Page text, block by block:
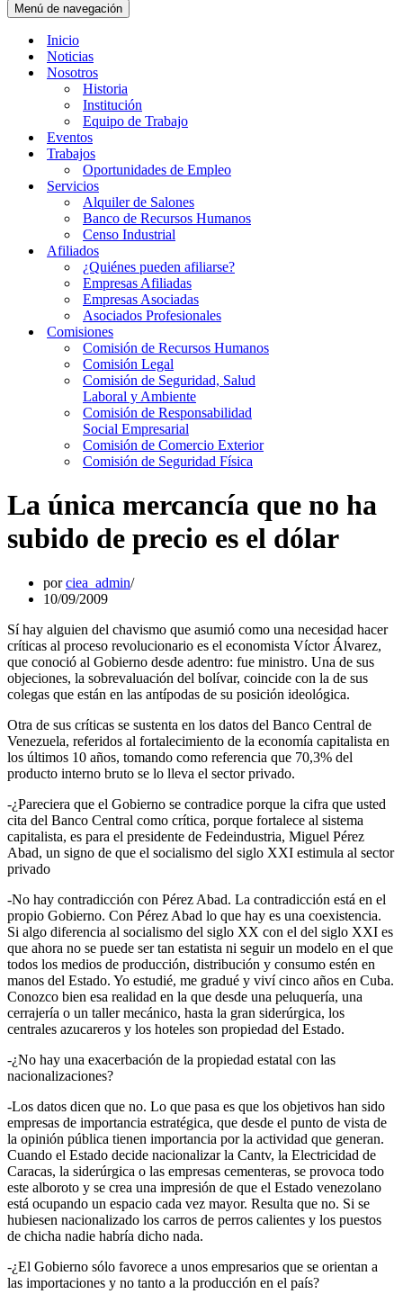
Menú de navegación
Inicio
Noticias
Nosotros
Historia
Institución
Equipo de Trabajo
Eventos
Trabajos
Oportunidades de Empleo
Servicios
Alquiler de Salones
Banco de Recursos Humanos
Censo Industrial
Afiliados
¿Quiénes pueden afiliarse?
Empresas Afiliadas
Empresas Asociadas
Asociados Profesionales
Comisiones
Comisión de Recursos Humanos
Comisión Legal
Comisión de Seguridad, Salud
Laboral y Ambiente
Comisión de Responsabilidad
Social Empresarial
Comisión de Comercio Exterior
Comisión de Seguridad Física
La única mercancía que no ha
subido de precio es el dólar
porciea_admin
10/09/2009
Sí hay alguien del chavismo que asumió como una necesidad hacer
críticas al proceso revolucionario es el economista Víctor Álvarez,
que conoció al Gobierno desde adentro: fue ministro. Una de sus
objeciones, la sobrevaluación del bolívar, coincide con la de sus
colegas que están en las antípodas de su posición ideológica.
Otra de sus críticas se sustenta en los datos del Banco Central de
Venezuela, referidos al fortalecimiento de la economía capitalista en
los últimos 10 años, tomando como referencia que 70,3% del
producto interno bruto se lo lleva el sector privado.
-¿Pareciera que el Gobierno se contradice porque la cifra que usted
cita del Banco Central como crítica, porque fortalece al sistema
capitalista, es para el presidente de Fedeindustria, Miguel Pérez
Abad, un signo de que el socialismo del siglo XXI estimula al sector
privado
-No hay contradicción con Pérez Abad. La contradicción está en el
propio Gobierno. Con Pérez Abad lo que hay es una coexistencia.
Si algo diferencia al socialismo del siglo XX con el del siglo XXI es
que ahora no se puede ser tan estatista ni seguir un modelo en el que
todos los medios de producción, distribución y consumo estén en
manos del Estado. Yo estudié, me gradué y viví cinco años en Cuba.
Conozco bien esa realidad en la que desde una peluquería, una
cerrajería o un taller mecánico, hasta la gran siderúrgica, los
centrales azucareros y los hoteles son propiedad del Estado.
-¿No hay una exacerbación de la propiedad estatal con las
nacionalizaciones?
-Los datos dicen que no. Lo que pasa es que los objetivos han sido
empresas de importancia estratégica, que desde el punto de vista de
la opinión pública tienen importancia por la actividad que generan.
Cuando el Estado decide nacionalizar la Cantv, la Electricidad de
Caracas, la siderúrgica o las empresas cementeras, se provoca todo
este alboroto y se crea una impresión de que el Estado venezolano
está ocupando un espacio cada vez mayor. Resulta que no. Si se
hubiesen nacionalizado los carros de perros calientes y los puestos
de chicha nadie habría dicho nada.
-¿El Gobierno sólo favorece a unos empresarios que se orientan a
las importaciones y no tanto a la producción en el país?